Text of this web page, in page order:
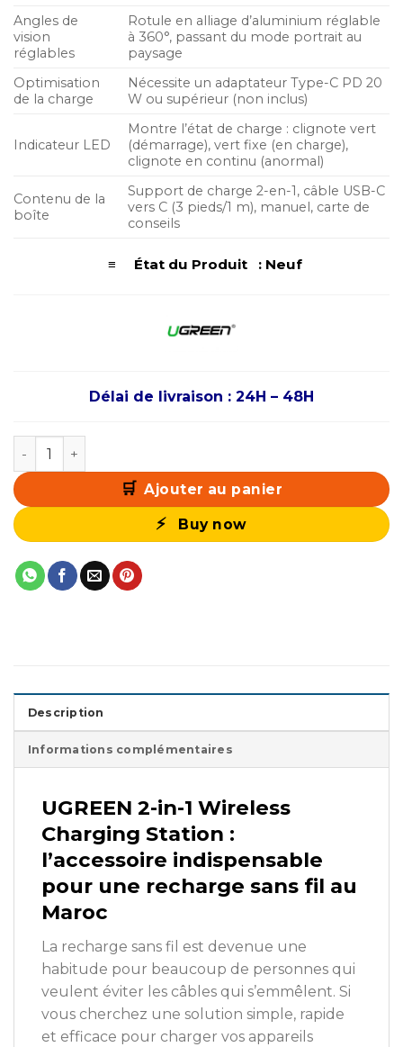
Angles de
vision
réglables
Rotule en alliage d’aluminium réglable
à 360°, passant du mode portrait au
paysage
Optimisation
de la charge
Nécessite un adaptateur Type-C PD 20
W ou supérieur (non inclus)
Indicateur LED
Montre l’état de charge : clignote vert
(démarrage), vert fixe (en charge),
clignote en continu (anormal)
Contenu de la
boîte
Support de charge 2-en-1, câble USB-C
vers C (3 pieds/1 m), manuel, carte de
conseils
≡ État du Produit : Neuf
Délai de livraison : 24H – 48H
quantité de UGREEN 2-in-1 Wireless Charging Station
Ajouter au panier
Buy now
Description
Informations complémentaires
UGREEN 2-in-1 Wireless
Charging Station :
l’accessoire indispensable
pour une recharge sans fil au
Maroc
La recharge sans fil est devenue une
habitude pour beaucoup de personnes qui
veulent éviter les câbles qui s’emmêlent. Si
vous cherchez une solution simple, rapide
et efficace pour charger vos appareils